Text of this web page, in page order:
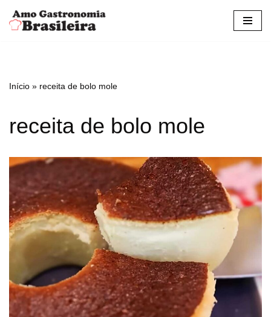
Pular
conteúdo
Início » receita de bolo mole
receita de bolo mole